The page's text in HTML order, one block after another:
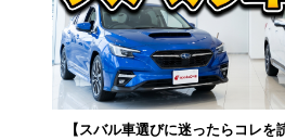
【スバル車選びに迷ったらコレ